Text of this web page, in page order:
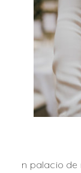
n palacio de